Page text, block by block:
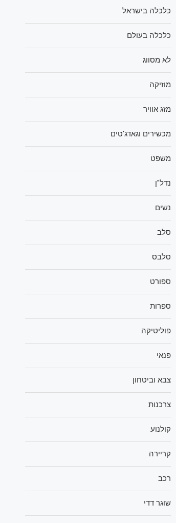
כלכלה בישראל
כלכלה בעולם
לא מסווג
מוזיקה
מזג אוויר
מכשירים וגאדג'טים
משפט
נדל"ן
נשים
סלב
סלבס
ספורט
ספרות
פוליטיקה
פנאי
צבא וביטחון
צרכנות
קולנוע
קריירה
רכב
שוגר דדי